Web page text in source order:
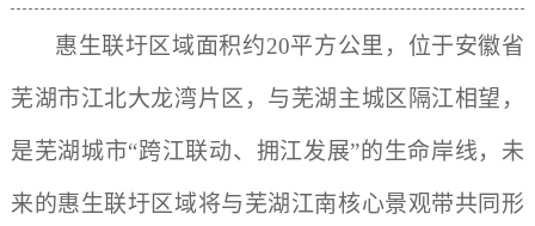
惠生联圩区域面积约20平方公里，位于安徽省
芜湖市江北大龙湾片区，与芜湖 主城区 隔江相望，
是芜湖城市“跨江联动、拥江发展”的生命岸线， 未
来的惠生联圩区域将与芜湖江南核心景观带共同形